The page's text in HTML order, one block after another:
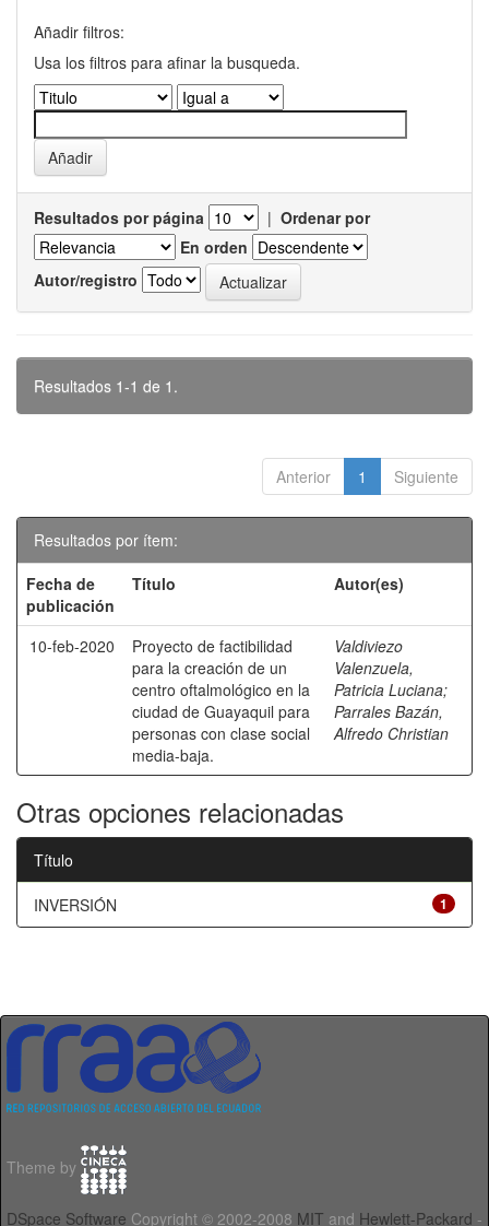
Añadir filtros:
Usa los filtros para afinar la busqueda.
Resultados por página | Ordenar por
En orden
Autor/registro
Resultados 1-1 de 1.
Anterior 1 Siguiente
Resultados por ítem:
Fecha de
publicación
Título Autor(es)
10-feb-2020
Proyecto de factibilidad
para la creación de un
centro oftalmológico en la
ciudad de Guayaquil para
personas con clase social
media-baja.
Valdiviezo
Valenzuela,
Patricia Luciana;
Parrales Bazán,
Alfredo Christian
Otras opciones relacionadas
Título
1
INVERSIÓN
Theme by
DSpace Software Copyright © 2002-2008 MIT and Hewlett-Packard -